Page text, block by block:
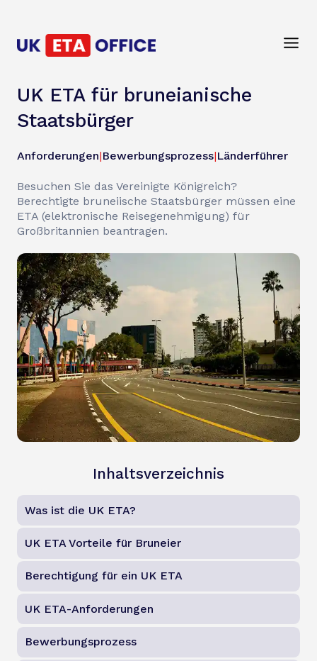
UK ETA für bruneianische
Staatsbürger
Anforderungen|Bewerbungsprozess|Länderführer
Besuchen Sie das Vereinigte Königreich?
Berechtigte bruneiische Staatsbürger müssen eine
ETA (elektronische Reisegenehmigung) für
Großbritannien beantragen.
Inhaltsverzeichnis
Was ist die UK ETA?
UK ETA Vorteile für Bruneier
Berechtigung für ein UK ETA
UK ETA-Anforderungen
Bewerbungsprozess